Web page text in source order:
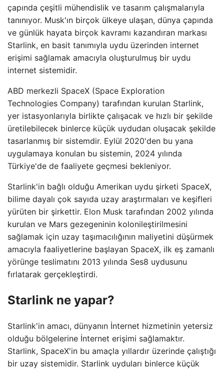
çapında çeşitli mühendislik ve tasarım çalışmalarıyla
tanınıyor. Musk'ın birçok ülkeye ulaşan, dünya çapında
ve günlük hayata birçok kavramı kazandıran markası
Starlink, en basit tanımıyla uydu üzerinden internet
erişimi sağlamak amacıyla oluşturulmuş bir uydu
internet sistemidir.
ABD merkezli SpaceX (Space Exploration
Technologies Company) tarafından kurulan Starlink,
yer istasyonlarıyla birlikte çalışacak ve hızlı bir şekilde
üretilebilecek binlerce küçük uydudan oluşacak şekilde
tasarlanmış bir sistemdir. Eylül 2020'den bu yana
uygulamaya konulan bu sistemin, 2024 yılında
Türkiye'de de faaliyete geçmesi bekleniyor.
Starlink'in bağlı olduğu Amerikan uydu şirketi SpaceX,
bilime dayalı çok sayıda uzay araştırmaları ve keşifleri
yürüten bir şirkettir. Elon Musk tarafından 2002 yılında
kurulan ve Mars gezegeninin kolonileştirilmesini
sağlamak için uzay taşımacılığının maliyetini düşürmek
amacıyla faaliyetlerine başlayan SpaceX, ilk eş zamanlı
yörünge teslimatını 2013 yılında Ses8 uydusunu
fırlatarak gerçekleştirdi.
Starlink ne yapar?
Starlink'in amacı, dünyanın İnternet hizmetinin yetersiz
olduğu bölgelerine İnternet erişimi sağlamaktır.
Starlink, SpaceX'in bu amaçla yıllardır üzerinde çalıştığı
bir uzay sistemidir. Starlink uyduları binlerce küçük